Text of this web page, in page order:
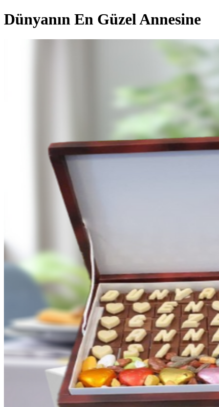
Dünyanın En Güzel Annesine